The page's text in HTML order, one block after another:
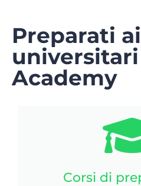
Preparati
Academy
Corsi di